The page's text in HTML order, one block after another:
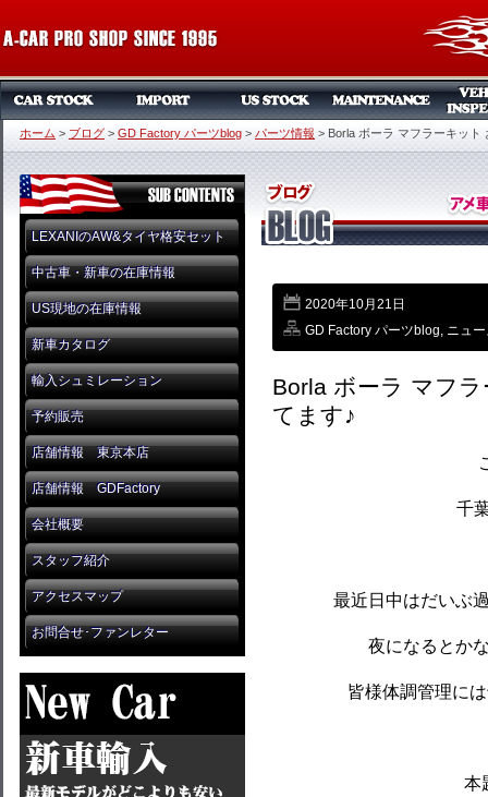
ホーム > ブログ > GD Factory パーツblog > パーツ情報 > Borla ボーラ マフラーキット
LEXANIのAW&タイヤ格安セット
中古車・新車の在庫情報
US現地の在庫情報
新車カタログ
輸入シュミレーション
予約販売
店舗情報 東京本店
店舗情報 GDFactory
会社概要
スタッフ紹介
アクセスマップ
お問合せ･ファンレター
2020年10月21日
GD Factory パーツblog, ニュ
Borla ボーラ マフ
てます♪
千
最近日中はだいぶ
夜になるとか
皆様体調管理に
本